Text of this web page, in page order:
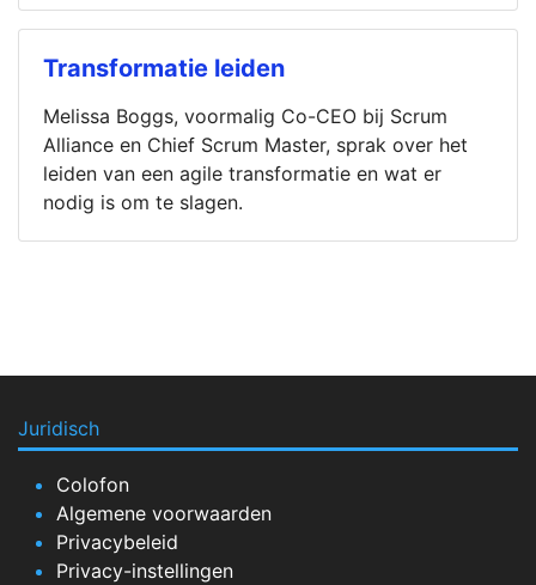
Transformatie leiden
Melissa Boggs, voormalig Co-CEO bij Scrum
Alliance en Chief Scrum Master, sprak over het
leiden van een agile transformatie en wat er
nodig is om te slagen.
Juridisch
Colofon
Algemene voorwaarden
Privacybeleid
Privacy-instellingen